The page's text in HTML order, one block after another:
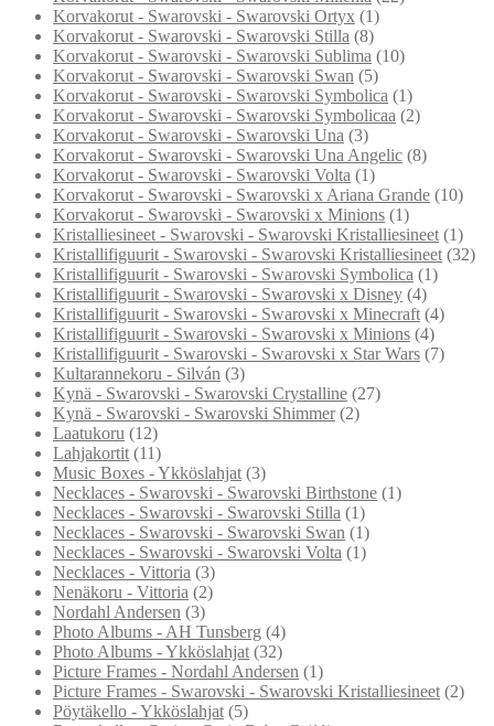
Korvakorut - Swarovski - Swarovski Ortyx (1)
Korvakorut - Swarovski - Swarovski Stilla (8)
Korvakorut - Swarovski - Swarovski Sublima (10)
Korvakorut - Swarovski - Swarovski Swan (5)
Korvakorut - Swarovski - Swarovski Symbolica (1)
Korvakorut - Swarovski - Swarovski Symbolicaa (2)
Korvakorut - Swarovski - Swarovski Una (3)
Korvakorut - Swarovski - Swarovski Una Angelic (8)
Korvakorut - Swarovski - Swarovski Volta (1)
Korvakorut - Swarovski - Swarovski x Ariana Grande (10)
Korvakorut - Swarovski - Swarovski x Minions (1)
Kristalliesineet - Swarovski - Swarovski Kristalliesineet (1)
Kristallifiguurit - Swarovski - Swarovski Kristalliesineet (32)
Kristallifiguurit - Swarovski - Swarovski Symbolica (1)
Kristallifiguurit - Swarovski - Swarovski x Disney (4)
Kristallifiguurit - Swarovski - Swarovski x Minecraft (4)
Kristallifiguurit - Swarovski - Swarovski x Minions (4)
Kristallifiguurit - Swarovski - Swarovski x Star Wars (7)
Kultarannekoru - Silván (3)
Kynä - Swarovski - Swarovski Crystalline (27)
Kynä - Swarovski - Swarovski Shimmer (2)
Laatukoru (12)
Lahjakortit (11)
Music Boxes - Ykköslahjat (3)
Necklaces - Swarovski - Swarovski Birthstone (1)
Necklaces - Swarovski - Swarovski Stilla (1)
Necklaces - Swarovski - Swarovski Swan (1)
Necklaces - Swarovski - Swarovski Volta (1)
Necklaces - Vittoria (3)
Nenäkoru - Vittoria (2)
Nordahl Andersen (3)
Photo Albums - AH Tunsberg (4)
Photo Albums - Ykköslahjat (32)
Picture Frames - Nordahl Andersen (1)
Picture Frames - Swarovski - Swarovski Kristalliesineet (2)
Pöytäkello - Ykköslahjat (5)